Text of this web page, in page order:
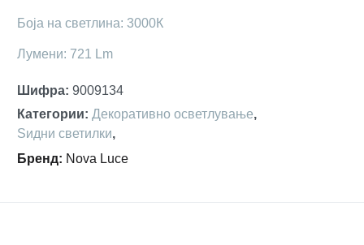
Боја на светлина: 3000К
Лумени: 721 Lm
Шифра: 9009134
Категории: Декоративно осветлување,
Ѕидни светилки,
Бренд: Nova Luce